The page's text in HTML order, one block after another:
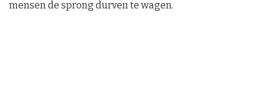
mensen de sprong durven te wagen.